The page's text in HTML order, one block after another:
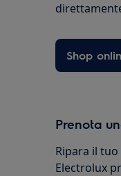
Shop
Prenota
Ripara il
Electrolux